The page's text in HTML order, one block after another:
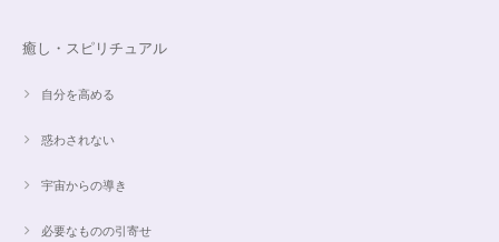
癒し・スピリチュアル
自分を高める
惑わされない
宇宙からの導き
必要なものの引寄せ